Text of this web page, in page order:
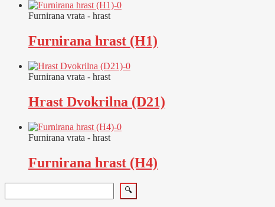
Furnirana vrata - hrast
Furnirana hrast (H1)
Furnirana vrata - hrast
Hrast Dvokrilna (D21)
Furnirana vrata - hrast
Furnirana hrast (H4)
🔍